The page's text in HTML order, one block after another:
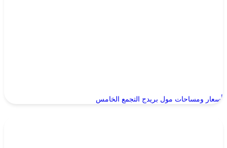
أسعار ومساحات مول بريدج التجمع الخامس